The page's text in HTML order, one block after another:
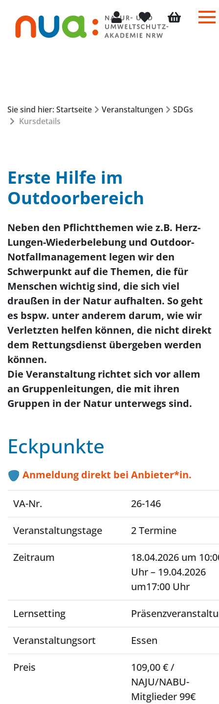
Mein KontoMerklisteWarenkorb
Sie sind hier: Startseite Veranstaltungen
SDGs
Kursdetails
Erste Hilfe im
Outdoorbereich
Neben den Pflichtthemen wie z.B. Herz-
Lungen-Wiederbelebung und Outdoor-
Notfallmanagement legen wir den
Schwerpunkt auf die Themen, die für
Menschen wichtig sind, die sich viel
draußen in der Natur aufhalten. So geht
es bspw. unter anderem darum, wie wir
Verletzten helfen können, die nicht direkt
dem Rettungsdienst übergeben werden
können.
Die Veranstaltung richtet sich vor allem
an Gruppenleitungen, die mit ihren
Gruppen in der Natur unterwegs sind.
Eckpunkte
Anmeldung direkt bei Anbieter*in.
VA-Nr. 26-146
Veranstaltungstage 2 Termine
Zeitraum
18.04.2026 um
Uhr – 19.04.2026
um17:00 Uhr
Lernsetting
Veranstaltungsort Essen
Preis
109,00 € /
NAJU/NABU-
Mitglieder 99€